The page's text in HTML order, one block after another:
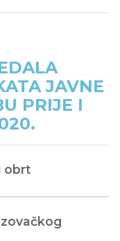
JAVNE
PRIJE I
obrt